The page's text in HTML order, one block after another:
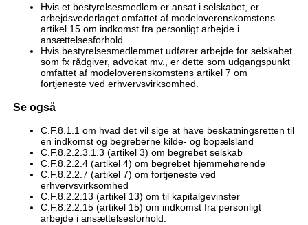
Hvis et bestyrelsesmedlem er ansat i selskabet, er
arbejdsvederlaget omfattet af modeloverenskomstens
artikel 15 om indkomst fra personligt arbejde i
ansættelsesforhold.
Hvis bestyrelsesmedlemmet udfører arbejde for selskabet
som fx rådgiver, advokat mv., er dette som udgangspunkt
omfattet af modeloverenskomstens artikel 7 om
fortjeneste ved erhvervsvirksomhed.
Se også
C.F.8.1.1 om hvad det vil sige at have beskatningsretten til
en indkomst og begreberne kilde- og bopælsland
C.F.8.2.2.3.1.3 (artikel 3) om begrebet selskab
C.F.8.2.2.4 (artikel 4) om begrebet hjemmehørende
C.F.8.2.2.7 (artikel 7) om fortjeneste ved
erhvervsvirksomhed
C.F.8.2.2.13 (artikel 13) om til kapitalgevinster
C.F.8.2.2.15 (artikel 15) om indkomst fra personligt
arbejde i ansættelsesforhold.